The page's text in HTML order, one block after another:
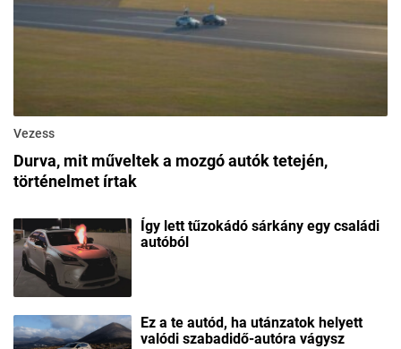
Vezess
Durva, mit műveltek a mozgó autók tetején,
történelmet írtak
Így lett tűzokádó sárkány egy családi
autóból
Ez a te autód, ha utánzatok helyett
valódi szabadidő-autóra vágysz